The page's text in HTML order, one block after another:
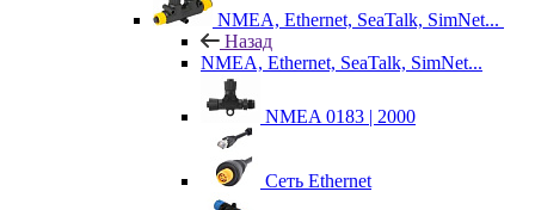
NMEA, Ethernet, SeaTalk, SimNet...
Назад
NMEA, Ethernet, SeaTalk, SimNet...
NMEA 0183 | 2000
Сеть Ethernet